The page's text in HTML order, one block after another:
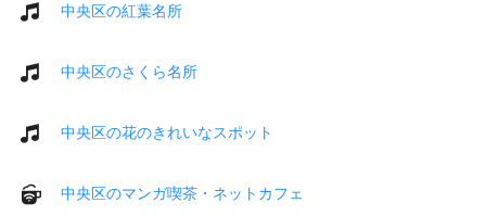
中央区の紅葉名所
中央区のさくら名所
中央区の花のきれいなスポット
中央区のマンガ喫茶・ネットカフェ